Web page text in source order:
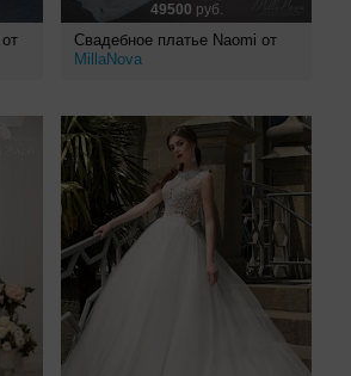
49500 руб.
Свадебное платье Naomi от
MillaNova